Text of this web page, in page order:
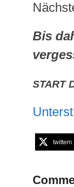
Bis
START
twittern